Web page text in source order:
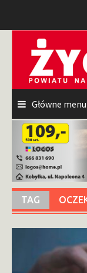
Główne menu
TAG